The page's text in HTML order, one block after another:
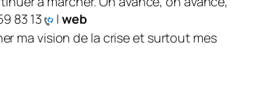
83 13 | web
ma vision de la crise et surtout mes